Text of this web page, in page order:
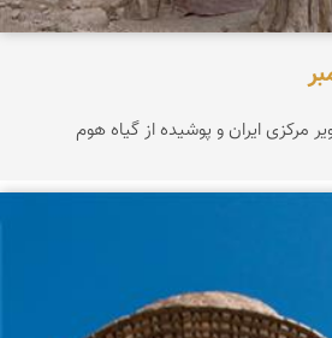
مرکزی ایران و پوشیده از گیاه هوم